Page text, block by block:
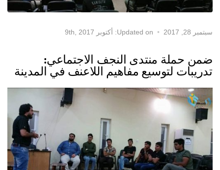
سبتمبر 28, 2017 Updated on: أكتوبر 9th, 2017
ضمن حملة منتدى النجف الاجتماعي:
تدريبات لتوسيع مفاهيم اللاعنف في المدينة